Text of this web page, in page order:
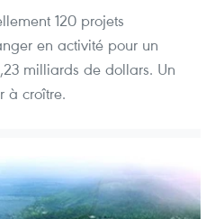
120 projets
en activité pour un
milliards de dollars. Un
à croître.